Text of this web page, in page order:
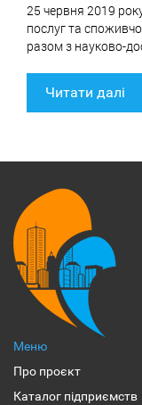
25 червня 2019
послуг та
разом з науково-
Читати далі
Меню
Про проєкт
Каталог підприємств